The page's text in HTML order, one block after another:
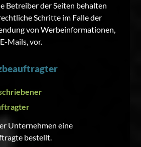
Betreiber der Seiten behalten
Schritte im Falle der
von Werbeinformationen,
Mails, vor.
Unternehmen eine
bestellt.